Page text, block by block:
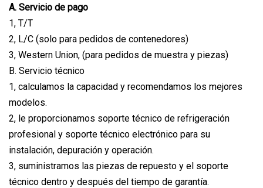
A. Servicio de pago
1, T/T
2, L/C (solo para pedidos de contenedores)
3, Western Union, (para pedidos de muestra y piezas)
B. Servicio técnico
1, calculamos la capacidad y recomendamos los mejores
modelos.
2, le proporcionamos soporte técnico de refrigeración
profesional y soporte técnico electrónico para su
instalación, depuración y operación.
3, suministramos las piezas de repuesto y el soporte
técnico dentro y después del tiempo de garantía.